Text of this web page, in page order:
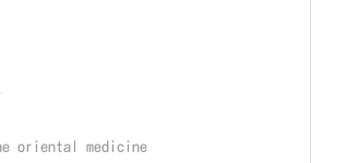
oriental medicine